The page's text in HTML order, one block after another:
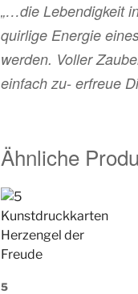
„…die Lebendigkeit
quirlige Energie
werden. Voller
einfach zu- erfreue
Ähnliche
5